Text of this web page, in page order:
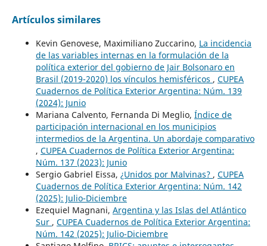
Artículos similares
Kevin Genovese, Maximiliano Zuccarino, La incidencia
de las variables internas en la formulación de la
política exterior del gobierno de Jair Bolsonaro en
Brasil (2019-2020) los vínculos hemisféricos , CUPEA
Cuadernos de Política Exterior Argentina: Núm. 139
(2024): Junio
Mariana Calvento, Fernanda Di Meglio, Índice de
participación internacional en los municipios
intermedios de la Argentina. Un abordaje comparativo
, CUPEA Cuadernos de Política Exterior Argentina:
Núm. 137 (2023): Junio
Sergio Gabriel Eissa, ¿Unidos por Malvinas? , CUPEA
Cuadernos de Política Exterior Argentina: Núm. 142
(2025): Julio-Diciembre
Ezequiel Magnani, Argentina y las Islas del Atlántico
Sur , CUPEA Cuadernos de Política Exterior Argentina:
Núm. 142 (2025): Julio-Diciembre